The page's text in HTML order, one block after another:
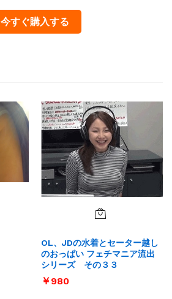
今すぐ購入する
OL、JDの水着とセーター越し
のおっぱい フェチマニア流出
シリーズ その３３
￥980